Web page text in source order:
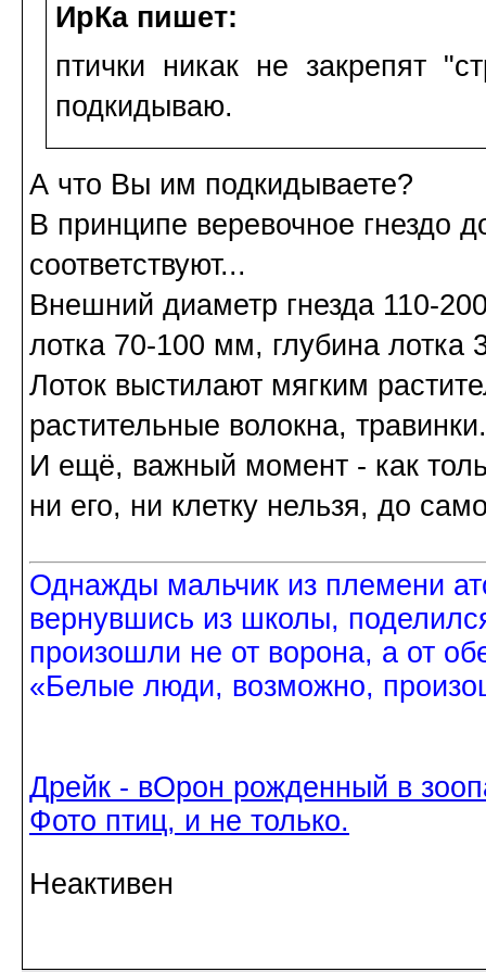
ИрКа пишет:
птички никак не закрепят
подкидываю.
А что Вы им подкидываете?
В принципе веревочное гнездо
соответствуют...
Внешний диаметр гнезда 110-
лотка 70-100 мм, глубина лотка
Лоток выстилают мягким
растительные волокна,
И ещё, важный момент - как
ни его, ни клетку нельзя, до
Однажды мальчик из племени
вернувшись из школы,
произошли не от ворона, а от
«Белые люди, возможно,
Дрейк - вОрон рожденный в
Фото птиц, и не только.
Неактивен